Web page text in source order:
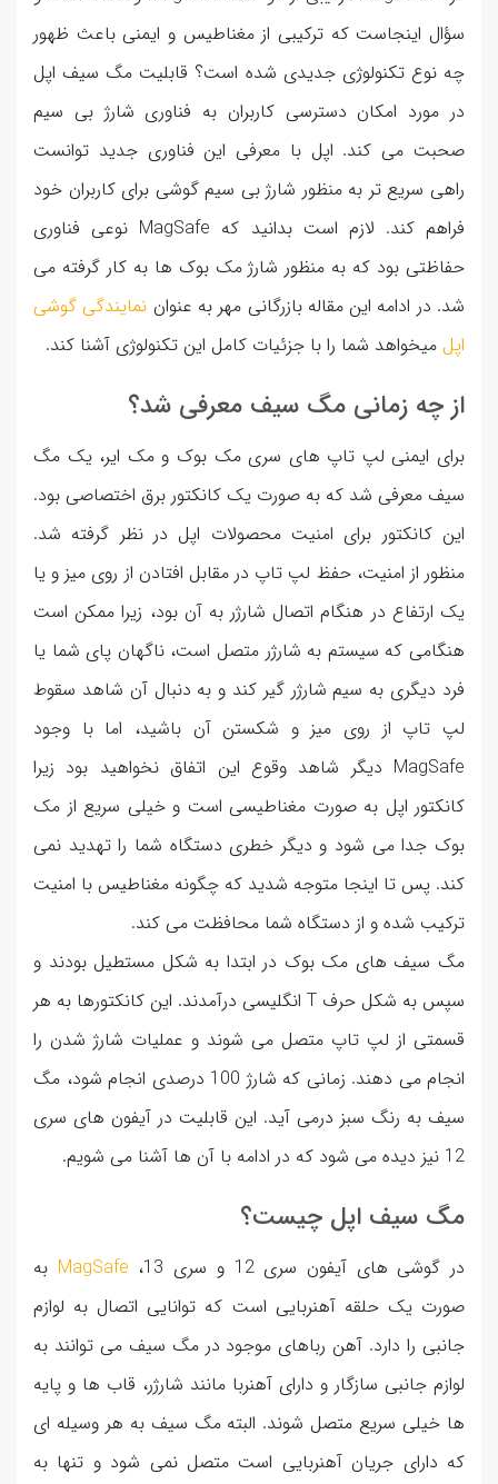
سؤال اینجاست که ترکیبی از مغناطیس و ایمنی باعث ظهور
چه نوع تکنولوژی جدیدی شده است؟ قابلیت مگ سیف اپل
در مورد امکان دسترسی کاربران به فناوری شارژ بی سیم
صحبت می کند. اپل با معرفی این فناوری جدید توانست
راهی سریع تر به منظور شارژ بی سیم گوشی برای کاربران خود
فراهم کند. لازم است بدانید که MagSafe نوعی فناوری
حفاظتی بود که به منظور شارژ مک بوک ها به کار گرفته می
شد. در ادامه این مقاله بازرگانی مهر به عنوان نمایندگی گوشی
اپل میخواهد شما را با جزئیات کامل این تکنولوژی آشنا کند.
از چه زمانی مگ سیف معرفی شد؟
برای ایمنی لپ تاپ های سری مک بوک و مک ایر، یک مگ
سیف معرفی شد که به صورت یک کانکتور برق اختصاصی بود.
این کانکتور برای امنیت محصولات اپل در نظر گرفته شد.
منظور از امنیت، حفظ لپ تاپ در مقابل افتادن از روی میز و یا
یک ارتفاع در هنگام اتصال شارژر به آن بود، زیرا ممکن است
هنگامی که سیستم به شارژر متصل است، ناگهان پای شما یا
فرد دیگری به سیم شارژر گیر کند و به دنبال آن شاهد سقوط
لپ تاپ از روی میز و شکستن آن باشید، اما با وجود
MagSafe دیگر شاهد وقوع این اتفاق نخواهید بود زیرا
کانکتور اپل به صورت مغناطیسی است و خیلی سریع از مک
بوک جدا می شود و دیگر خطری دستگاه شما را تهدید نمی
کند. پس تا اینجا متوجه شدید که چگونه مغناطیس با امنیت
ترکیب شده و از دستگاه شما محافظت می کند.
مگ سیف های مک بوک در ابتدا به شکل مستطیل بودند و
سپس به شکل حرف T انگلیسی درآمدند. این کانکتورها به هر
قسمتی از لپ تاپ متصل می شوند و عملیات شارژ شدن را
انجام می دهند. زمانی که شارژ 100 درصدی انجام شود، مگ
سیف به رنگ سبز درمی آید. این قابلیت در آیفون های سری
12 نیز دیده می شود که در ادامه با آن ها آشنا می شویم.
مگ سیف اپل چیست؟
در گوشی های آیفون سری 12 و سری 13، MagSafe به
صورت یک حلقه آهنربایی است که توانایی اتصال به لوازم
جانبی را دارد. آهن رباهای موجود در مگ سیف می توانند به
لوازم جانبی سازگار و دارای آهنربا مانند شارژر، قاب ها و پایه
ها خیلی سریع متصل شوند. البته مگ سیف به هر وسیله ای
که دارای جریان آهنربایی است متصل نمی شود و تنها به